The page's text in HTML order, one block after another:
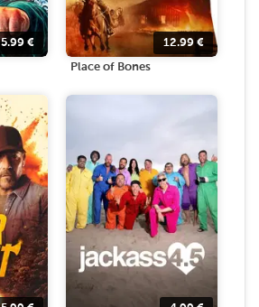
5.99 € 12.99 €
Place of Bones